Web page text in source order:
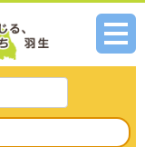
メニ